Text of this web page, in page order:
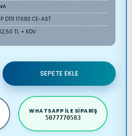
DT11 17683 CE-AST
TL + KDV
SEPETE EKLE
WHATSAPP ILE SIPARIŞ
5077770583